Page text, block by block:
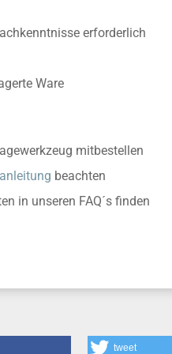
erforderlich
Ware
mitbestellen
beachten
in unseren FAQ´s finden
tweet